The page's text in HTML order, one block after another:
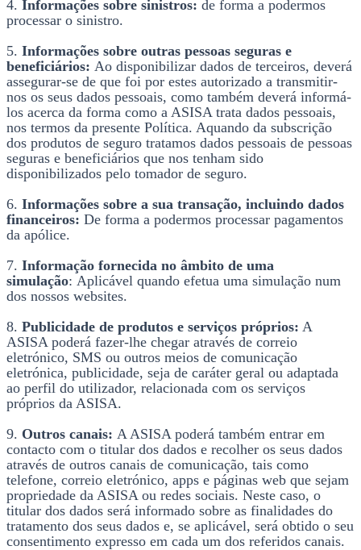
4. Informações sobre sinistros: de forma a podermos
processar o sinistro.
5. Informações sobre outras pessoas seguras e
beneficiários: Ao disponibilizar dados de terceiros, deverá
assegurar-se de que foi por estes autorizado a transmitir-
nos os seus dados pessoais, como também deverá informá-
los acerca da forma como a ASISA trata dados pessoais,
nos termos da presente Política. Aquando da subscrição
dos produtos de seguro tratamos dados pessoais de pessoas
seguras e beneficiários que nos tenham sido
disponibilizados pelo tomador de seguro.
6. Informações sobre a sua transação, incluindo dados
financeiros: De forma a podermos processar pagamentos
da apólice.
7. Informação fornecida no âmbito de uma
simulação: Aplicável quando efetua uma simulação num
dos nossos websites.
8. Publicidade de produtos e serviços próprios: A
ASISA poderá fazer-lhe chegar através de correio
eletrónico, SMS ou outros meios de comunicação
eletrónica, publicidade, seja de caráter geral ou adaptada
ao perfil do utilizador, relacionada com os serviços
próprios da ASISA.
9. Outros canais: A ASISA poderá também entrar em
contacto com o titular dos dados e recolher os seus dados
através de outros canais de comunicação, tais como
telefone, correio eletrónico, apps e páginas web que sejam
propriedade da ASISA ou redes sociais. Neste caso, o
titular dos dados será informado sobre as finalidades do
tratamento dos seus dados e, se aplicável, será obtido o seu
consentimento expresso em cada um dos referidos canais.